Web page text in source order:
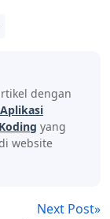
dengan
yang
website
Next Post»